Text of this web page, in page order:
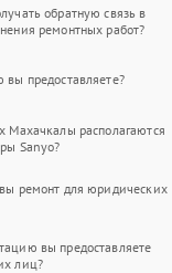
обратную связь в
ремонтных работ?
предоставляете?
Махачкалы располагаются
Sanyo?
ремонт для юридических
вы предоставляете
лиц?